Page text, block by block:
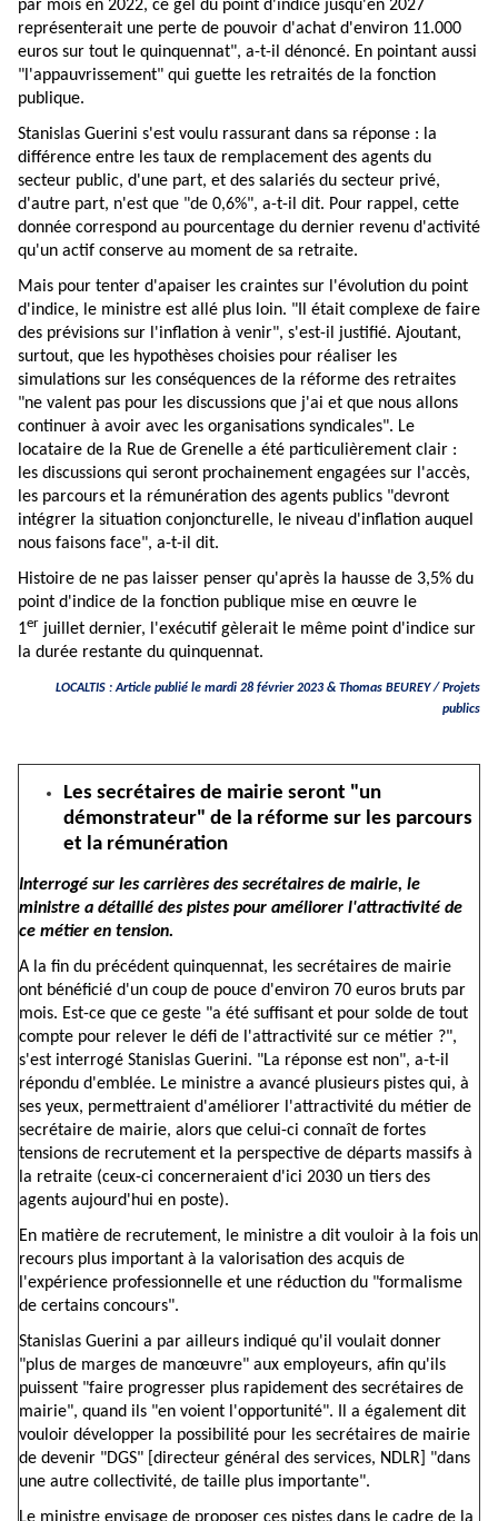
par mois en 2022, ce gel du point d'indice jusqu'en 2027
représenterait une perte de pouvoir d'achat d'environ 11.000
euros sur tout le quinquennat", a-t-il dénoncé. En pointant aussi
"l'appauvrissement" qui guette les retraités de la fonction
publique.
Stanislas Guerini s'est voulu rassurant dans sa réponse : la
différence entre les taux de remplacement des agents du
secteur public, d'une part, et des salariés du secteur privé,
d'autre part, n'est que "de 0,6%", a-t-il dit. Pour rappel, cette
donnée correspond au pourcentage du dernier revenu d'activité
qu'un actif conserve au moment de sa retraite.
Mais pour tenter d'apaiser les craintes sur l'évolution du point
d'indice, le ministre est allé plus loin. "Il était complexe de faire
des prévisions sur l'inflation à venir", s'est-il justifié. Ajoutant,
surtout, que les hypothèses choisies pour réaliser les
simulations sur les conséquences de la réforme des retraites
"ne valent pas pour les discussions que j'ai et que nous allons
continuer à avoir avec les organisations syndicales". Le
locataire de la Rue de Grenelle a été particulièrement clair :
les discussions qui seront prochainement engagées sur l'accès,
les parcours et la rémunération des agents publics "devront
intégrer la situation conjoncturelle, le niveau d'inflation auquel
nous faisons face", a-t-il dit.
Histoire de ne pas laisser penser qu'après la hausse de 3,5% du
point d'indice de la fonction publique mise en œuvre le
1er juillet dernier, l'exécutif gèlerait le même point d'indice sur
la durée restante du quinquennat.
LOCALTIS : Article publié le mardi 28 février 2023 & Thomas BEUREY / Projets
publics
Les secrétaires de mairie seront "un
démonstrateur" de la réforme sur les parcours
et la rémunération
Interrogé sur les carrières des secrétaires de mairie, le
ministre a détaillé des pistes pour améliorer l'attractivité de
ce métier en tension.
A la fin du précédent quinquennat, les secrétaires de mairie
ont bénéficié d'uncoup de pouce d'environ 70 euros bruts par
mois. Est-ce que ce geste "a été suffisant et pour solde de tout
compte pour relever le défi de l'attractivité sur ce métier ?",
s'est interrogé Stanislas Guerini. "La réponse est non", a-t-il
répondu d'emblée. Le ministre a avancé plusieurs pistes qui, à
ses yeux, permettraient d'améliorer l'attractivité du métier de
secrétaire de mairie, alors que celui-ci connaît de fortes
tensions de recrutement et la perspective de départs massifs à
la retraite (ceux-ci concerneraient d'ici 2030 un tiers des
agents aujourd'hui en poste).
En matière de recrutement, le ministre a dit vouloir à la fois un
recours plus important à la valorisation des acquis de
l'expérience professionnelle et une réduction du "formalisme
de certains concours".
Stanislas Guerini a par ailleurs indiqué qu'il voulait donner
"plus de marges de manœuvre" aux employeurs, afin qu'ils
puissent "faire progresser plus rapidement des secrétaires de
mairie", quand ils "en voient l'opportunité". Il a également dit
vouloir développer la possibilité pour les secrétaires de mairie
de devenir "DGS" [directeur général des services, NDLR] "dans
une autre collectivité, de taille plus importante".
Le ministre envisage de proposer ces pistes dans le cadre de la